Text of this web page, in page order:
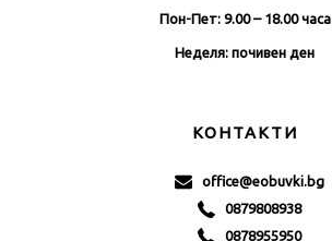
Пон-Пет: 9.00 – 18.00 часа
Неделя: почивен ден
КОНТАКТИ
office@eobuvki.bg
0879808938
0878955950